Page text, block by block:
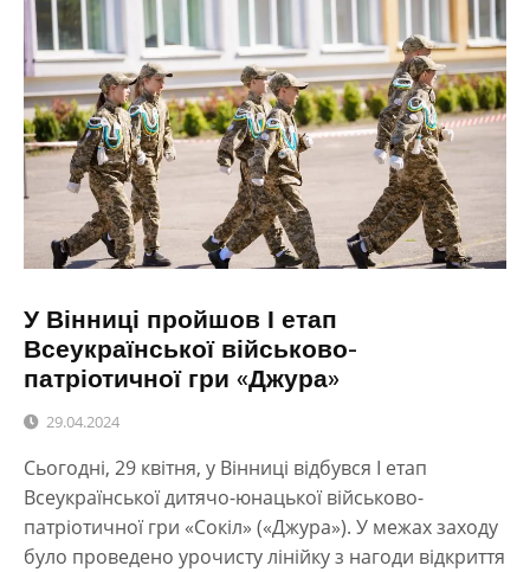
У Вінниці пройшов І етап
Всеукраїнської військово-
патріотичної гри «Джура»
29.04.2024
Сьогодні, 29 квітня, у Вінниці відбувся І етап
Всеукраїнської дитячо-юнацької військово-
патріотичної гри «Сокіл» («Джура»). У межах заходу
було проведено урочисту лінійку з нагоди відкриття